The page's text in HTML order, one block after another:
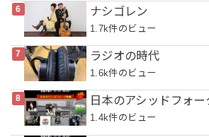
ナシゴレン
1.7k件のビュー
ラジオの時代
1.6k件のビュー
日本のアシッドフォー
1.4k件のビュー